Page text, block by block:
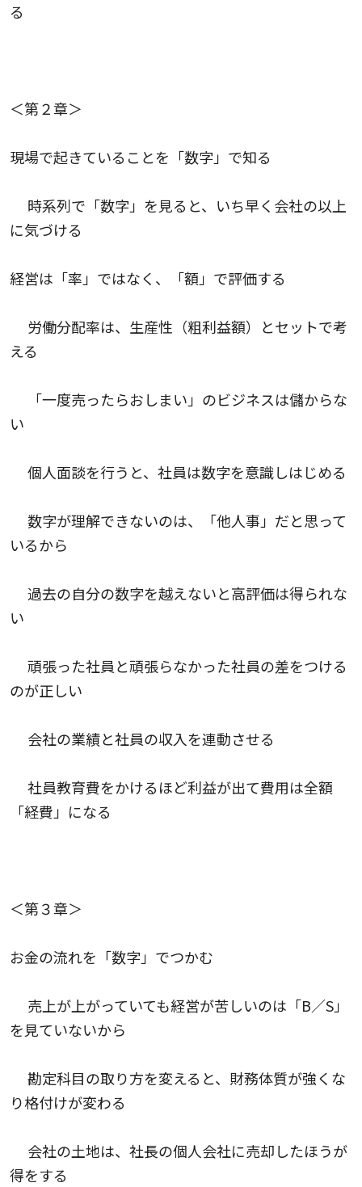
る
＜第２章＞
現場で起きていることを「数字」で知る
時系列で「数字」を見ると、いち早く会社の以上
に気づける
経営は「率」ではなく、「額」で評価する
労働分配率は、生産性（粗利益額）とセットで考
える
「一度売ったらおしまい」のビジネスは儲からな
い
個人面談を行うと、社員は数字を意識しはじめる
数字が理解できないのは、「他人事」だと思って
いるから
過去の自分の数字を越えないと高評価は得られな
い
頑張った社員と頑張らなかった社員の差をつける
のが正しい
会社の業績と社員の収入を連動させる
社員教育費をかけるほど利益が出て費用は全額
「経費」になる
＜第３章＞
お金の流れを「数字」でつかむ
売上が上がっていても経営が苦しいのは「B／S」
を見ていないから
勘定科目の取り方を変えると、財務体質が強くな
り格付けが変わる
会社の土地は、社長の個人会社に売却したほうが
得をする